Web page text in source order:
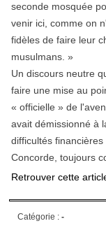
seconde mosquée
venir ici, comme on
fidèles de faire leur
musulmans. »
Un discours neutre
faire une mise au
« officielle » de
avait démissionné à
difficultés
Concorde, toujours
Retrouver cette
Catégorie : -